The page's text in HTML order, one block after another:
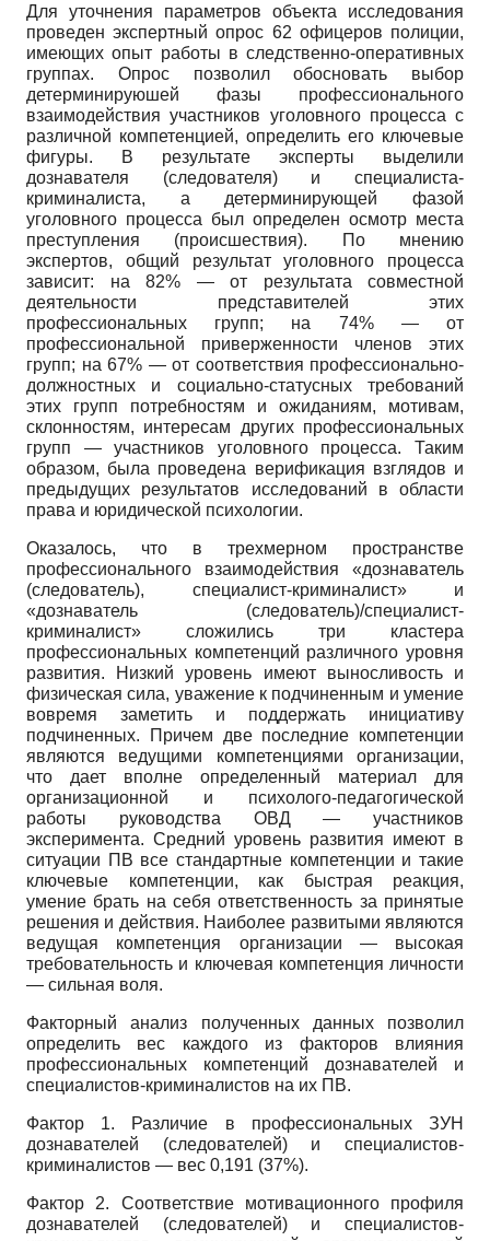
Для уточнения параметров объекта исследования
проведен экспертный опрос 62 офицеров полиции,
имеющих опыт работы в следственно-оперативных
группах. Опрос позволил обосновать выбор
детерминируюшей фазы профессионального
взаимодействия участников уголовного процесса с
различной компетенцией, определить его ключевые
фигуры. В результате эксперты выделили
дознавателя (следователя) и специалиста-
криминалиста, а детерминирующей фазой
уголовного процесса был определен осмотр места
преступления (происшествия). По мнению
экспертов, общий результат уголовного процесса
зависит: на 82% — от результата совместной
деятельности представителей этих
профессиональных групп; на 74% — от
профессиональной приверженности членов этих
групп; на 67% — от соответствия профессионально-
должностных и социально-статусных требований
этих групп потребностям и ожиданиям, мотивам,
склонностям, интересам других профессиональных
групп — участников уголовного процесса. Таким
образом, была проведена верификация взглядов и
предыдущих результатов исследований в области
права и юридической психологии.
Оказалось, что в трехмерном пространстве
профессионального взаимодействия «дознаватель
(следователь), специалист-криминалист» и
«дознаватель (следователь)/специалист-
криминалист» сложились три кластера
профессиональных компетенций различного уровня
развития. Низкий уровень имеют выносливость и
физическая сила, уважение к подчиненным и умение
вовремя заметить и поддержать инициативу
подчиненных. Причем две последние компетенции
являются ведущими компетенциями организации,
что дает вполне определенный материал для
организационной и психолого-педагогической
работы руководства ОВД — участников
эксперимента. Средний уровень развития имеют в
ситуации ПВ все стандартные компетенции и такие
ключевые компетенции, как быстрая реакция,
умение брать на себя ответственность за принятые
решения и действия. Наиболее развитыми являются
ведущая компетенция организации — высокая
требовательность и ключевая компетенция личности
— сильная воля.
Факторный анализ полученных данных позволил
определить вес каждого из факторов влияния
профессиональных компетенций дознавателей и
специалистов-криминалистов на их ПВ.
Фактор 1. Различие в профессиональных ЗУН
дознавателей (следователей) и специалистов-
криминалистов — вес 0,191 (37%).
Фактор 2. Соответствие мотивационного профиля
дознавателей (следователей) и специалистов-